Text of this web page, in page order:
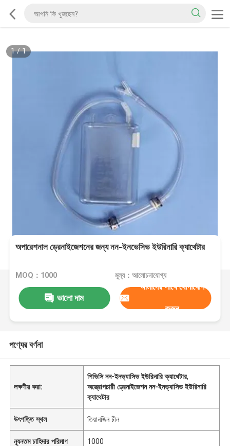
1/1
অপারেশনাল ড্রেনাইজেশনের জন্য নন-ইনভেসিভ ইউরিনারি ক্যাথেটার
MOQ：1000 মূল্য：আলোচনাযোগ্য
ভালো দাম
আমাদের সাথে যোগাযোগ
করুন
পণ্যের বর্ণনা
লক্ষণীয় করা:
পিভিসি নন-ইনভ্যাসিভ ইউরিনারি ক্যাথেটার,
অস্ত্রোপচারী ড্রেনাইজেশন নন-ইনভ্যাসিভ ইউরিনারি
ক্যাথেটার
উৎপত্তি স্থল তিয়ানজিন চীন
ন্যূনতম চাহিদার পরিমাণ 1000